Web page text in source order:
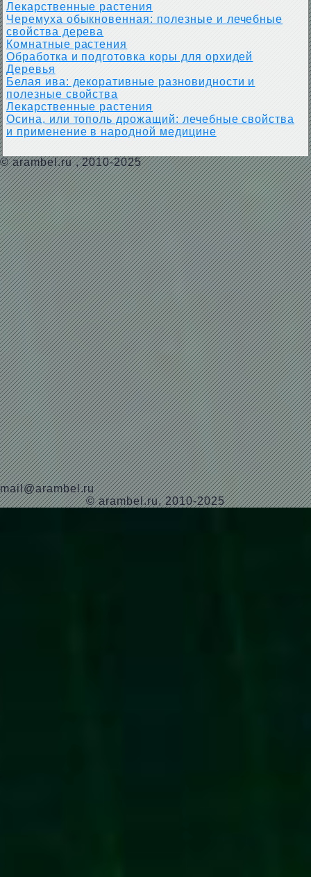
Лекарственные растения
Черемуха обыкновенная: полезные и лечебные
свойства дерева
Комнатные растения
Обработка и подготовка коры для орхидей
Деревья
Белая ива: декоративные разновидности и
полезные свойства
Лекарственные растения
Осина, или тополь дрожащий: лечебные свойства
и применение в народной медицине
© arambel.ru, 2010-2025
mail@arambel.ru
© arambel.ru, 2010-2025